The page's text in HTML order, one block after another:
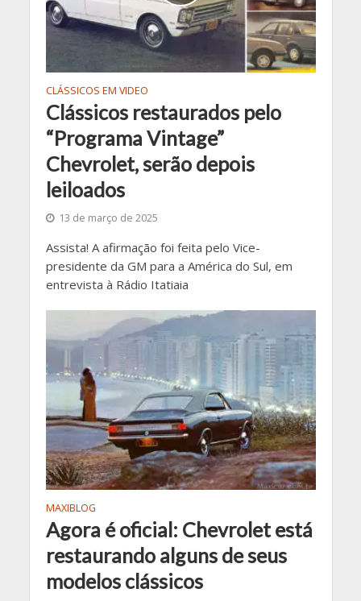
CLÁSSICOS EM VIDEO
Clássicos restaurados pelo
“Programa Vintage”
Chevrolet, serão depois
leiloados
13 de março de 2025
Assista! A afirmação foi feita pelo Vice-
presidente da GM para a América do Sul, em
entrevista à Rádio Itatiaia
MAXIBLOG
Agora é oficial: Chevrolet está
restaurando alguns de seus
modelos clássicos